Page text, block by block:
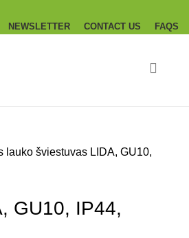
NEWSLETTER CONTACT US FAQS
lauko šviestuvas LIDA, GU10,
GU10, IP44,